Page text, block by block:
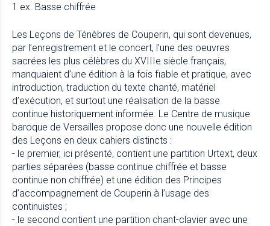
1 ex. Basse chiffrée
Les Leçons de Ténèbres de Couperin, qui sont devenues,
par l’enregistrement et le concert, l’une des oeuvres
sacrées les plus célèbres du XVIIIe siècle français,
manquaient d’une édition à la fois fiable et pratique, avec
introduction, traduction du texte chanté, matériel
d’exécution, et surtout une réalisation de la basse
continue historiquement informée. Le Centre de musique
baroque de Versailles propose donc une nouvelle édition
des Leçons en deux cahiers distincts :
- le premier, ici présenté, contient une partition Urtext, deux
parties séparées (basse continue chiffrée et basse
continue non chiffrée) et une édition des Principes
d’accompagnement de Couperin à l’usage des
continuistes ;
- le second contient une partition chant-clavier avec une